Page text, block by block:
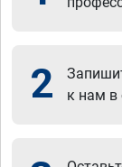
2
к нам в